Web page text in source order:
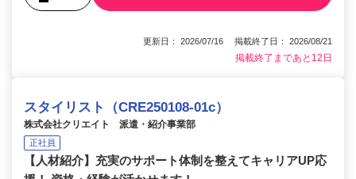
更新日： 2026/07/16 掲載終了日： 2026/08/21
掲載終了まであと12日
スタイリスト（CRE250108-01c）
株式会社クリエイト 派遣・紹介事業部
正社員
【人材紹介】充実のサポート体制を整えてキャリアUP応